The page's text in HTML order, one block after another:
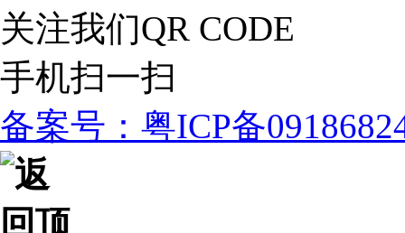
关注我们QR CODE
手机扫一扫
备案号：粤ICP备